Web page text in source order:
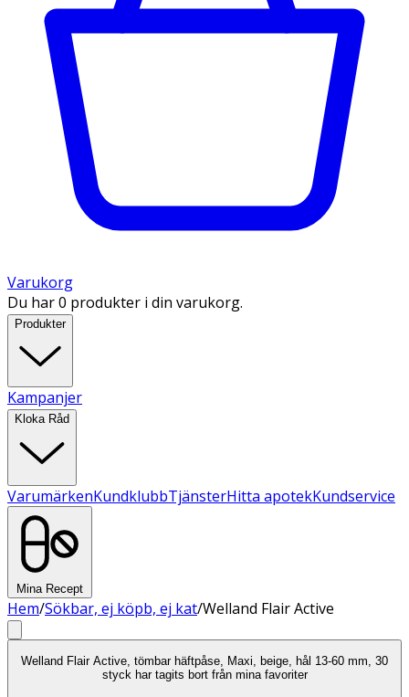
Varukorg
Du har 0 produkter i din varukorg.
Produkter
Kampanjer
Kloka Råd
VarumärkenKundklubbTjänsterHitta apotekKundservice
Mina Recept
Hem/Sökbar, ej köpb, ej kat/Welland Flair Active
Welland Flair Active, tömbar häftpåse, Maxi, beige, hål 13-60 mm, 30
styck har tagits bort från mina favoriter